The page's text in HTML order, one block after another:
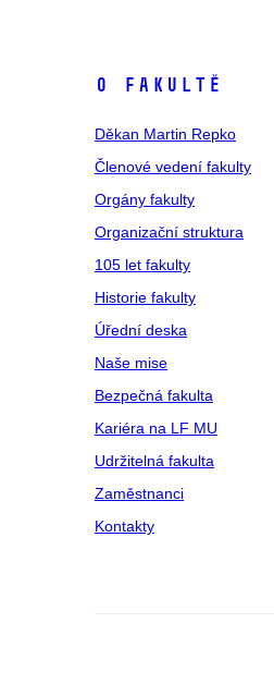
O fakultě
Děkan Martin Repko
Členové vedení fakulty
Orgány fakulty
Organizační struktura
105 let fakulty
Historie fakulty
Úřední deska
Naše mise
Bezpečná fakulta
Kariéra na LF MU
Udržitelná fakulta
Zaměstnanci
Kontakty